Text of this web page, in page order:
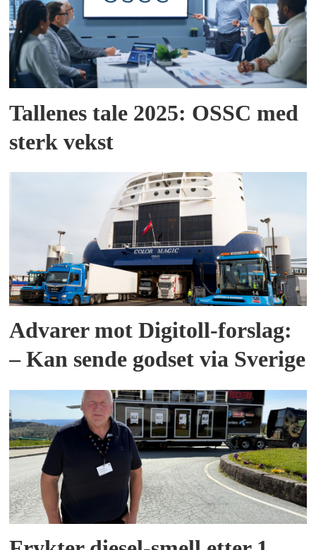
Tallenes tale 2025: OSSC med
sterk vekst
Advarer mot Digitoll-forslag:
– Kan sende godset via Sverige